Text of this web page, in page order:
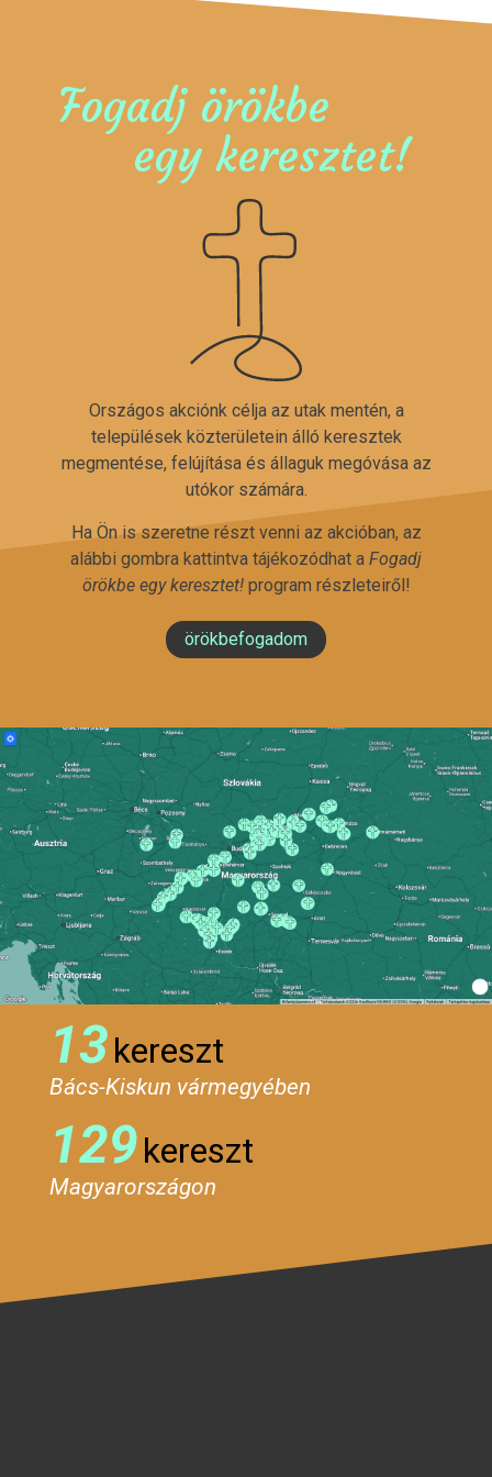
Fogadj örökbe
egy keresztet!
Országos akciónk célja az utak mentén, a
települések közterületein álló keresztek
megmentése, felújítása és állaguk megóvása az
utókor számára.
Ha Ön is szeretne részt venni az akcióban, az
alábbi gombra kattintva tájékozódhat a Fogadj
örökbe egy keresztet!program részleteiről!
örökbefogadom
13kereszt
Bács-Kiskun vármegyében
129kereszt
Magyarországon